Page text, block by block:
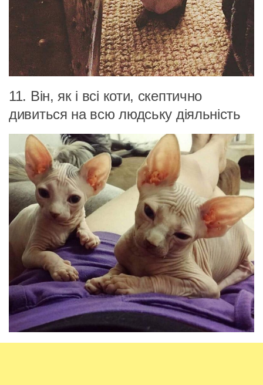
11. Він, як і всі коти, скептично
дивиться на всю людську діяльність